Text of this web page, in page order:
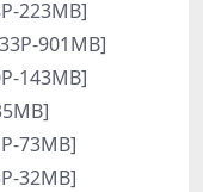
223MB]
901MB]
143MB]
73MB]
32MB]